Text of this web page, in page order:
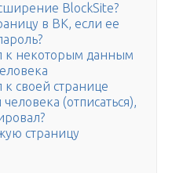
BlockSite?
в ВК, если ее
к некоторым данным
к своей странице
(отписаться),
страницу